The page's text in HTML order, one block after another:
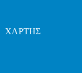
ΧΑΡΤΗΣ